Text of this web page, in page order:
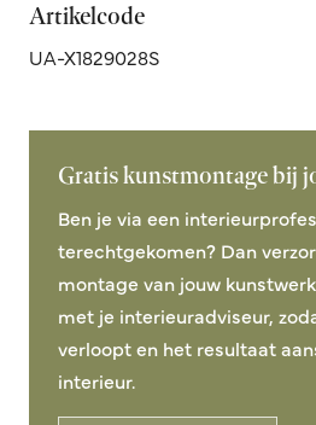
Artikelcode
UA-X1829028S
Gratis kunstmontage bij
Ben je via een
terechtgekomen? Dan
montage van jouw
met je interieuradviseur,
verloopt en het resultaat
interieur.